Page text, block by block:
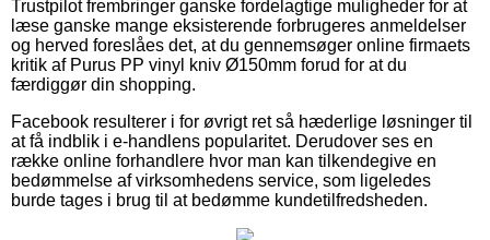
Trustpilot frembringer ganske fordelagtige muligheder for at
læse ganske mange eksisterende forbrugeres anmeldelser
og herved foreslåes det, at du gennemsøger online firmaets
kritik af Purus PP vinyl kniv Ø150mm forud for at du
færdiggør din shopping.
Facebook resulterer i for øvrigt ret så hæderlige løsninger til
at få indblik i e-handlens popularitet. Derudover ses en
række online forhandlere hvor man kan tilkendegive en
bedømmelse af virksomhedens service, som ligeledes
burde tages i brug til at bedømme kundetilfredsheden.